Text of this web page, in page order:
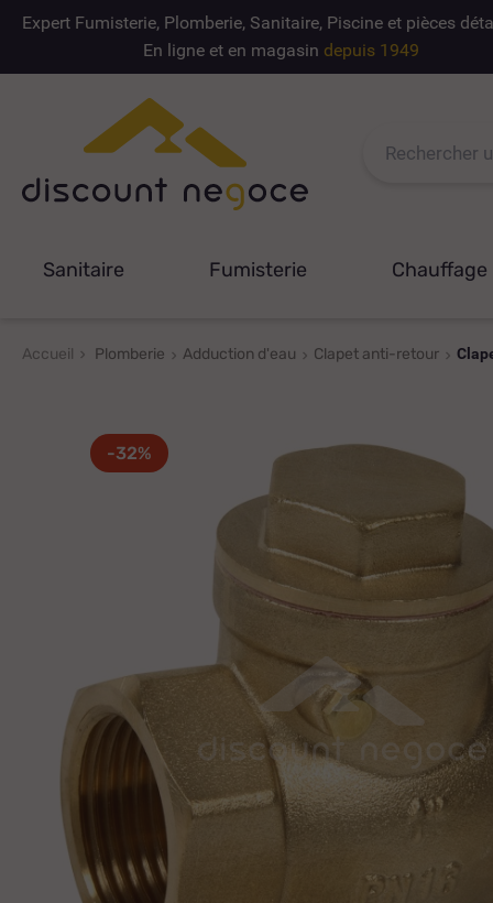
Expert Fumisterie, Plomberie, Sanitaire, Piscine et pièces
En ligne et en magasin depuis 1949
Sanitaire Fumisterie Chauffage
Accueil Plomberie Adduction d'eau Clapet anti-retour
-32%